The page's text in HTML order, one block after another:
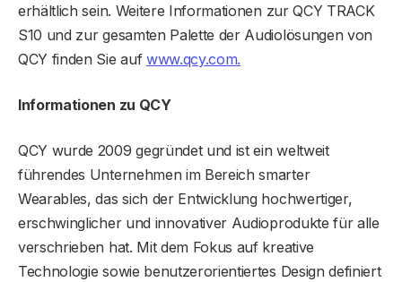
erhältlich sein. Weitere Informationen zur QCY TRACK
S10 und zur gesamten Palette der Audiolösungen von
QCY finden Sie auf www.qcy.com.
Informationen zu QCY
QCY wurde 2009 gegründet und ist ein weltweit
führendes Unternehmen im Bereich smarter
Wearables, das sich der Entwicklung hochwertiger,
erschwinglicher und innovativer Audioprodukte für alle
verschrieben hat. Mit dem Fokus auf kreative
Technologie sowie benutzerorientiertes Design definiert